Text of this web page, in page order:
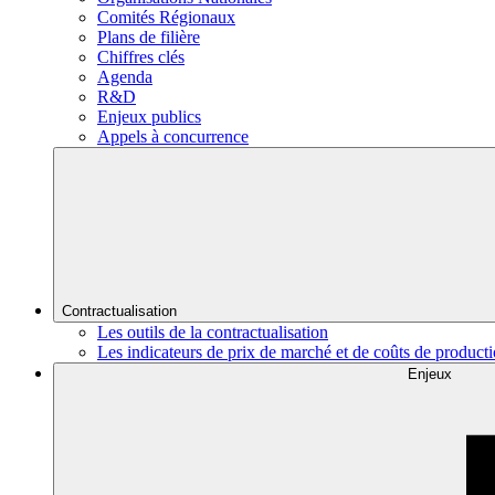
Comités Régionaux
Plans de filière
Chiffres clés
Agenda
R&D
Enjeux publics
Appels à concurrence
Contractualisation
Les outils de la contractualisation
Les indicateurs de prix de marché et de coûts de
Enjeux